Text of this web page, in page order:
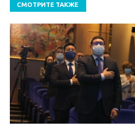
СМОТРИТЕ ТАКЖЕ